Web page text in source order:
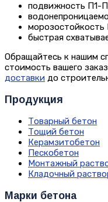
подвижность П1-
морозостойкость
быстрая
Обращайтесь к нашим
стоимость вашего
доставки до
Продукция
Товарный бетон
Тощий бетон
Керамзитобетон
Пескобетон
Монтажный
Кладочный
Марки бетона